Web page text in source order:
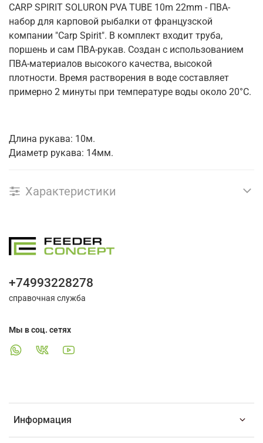
CARP SPIRIT SOLURON PVA TUBE 10m 22mm - ПВА-
набор для карповой рыбалки от французской
компании "Carp Spirit". В комплект входит труба,
поршень и сам ПВА-рукав. Создан с использованием
ПВА-материалов высокого качества, высокой
плотности. Время растворения в воде составляет
примерно 2 минуты при температуре воды около 20°C.
Длина рукава: 10м.
Диаметр рукава: 14мм.
Характеристики
Информация
+74993228278
справочная служба
Мы в соц. сетях